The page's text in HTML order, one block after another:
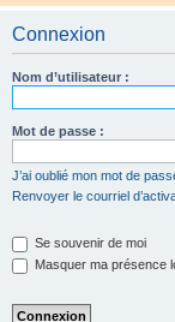
Connexion
Nom d’utilisateur :
Mot de passe :
J’ai oublié mon mot de
Renvoyer le courriel
Se souvenir de moi
Masquer ma présence